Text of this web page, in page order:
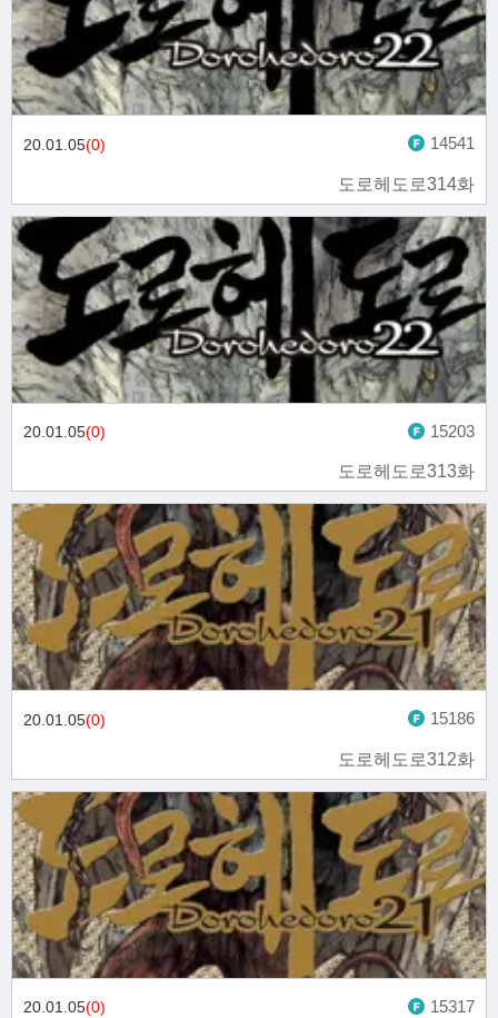
도로헤도로314화
20.01.05(0) 14541
도로헤도로313화
20.01.05(0) 15203
도로헤도로312화
20.01.05(0) 15186
20.01.05(0) 15317